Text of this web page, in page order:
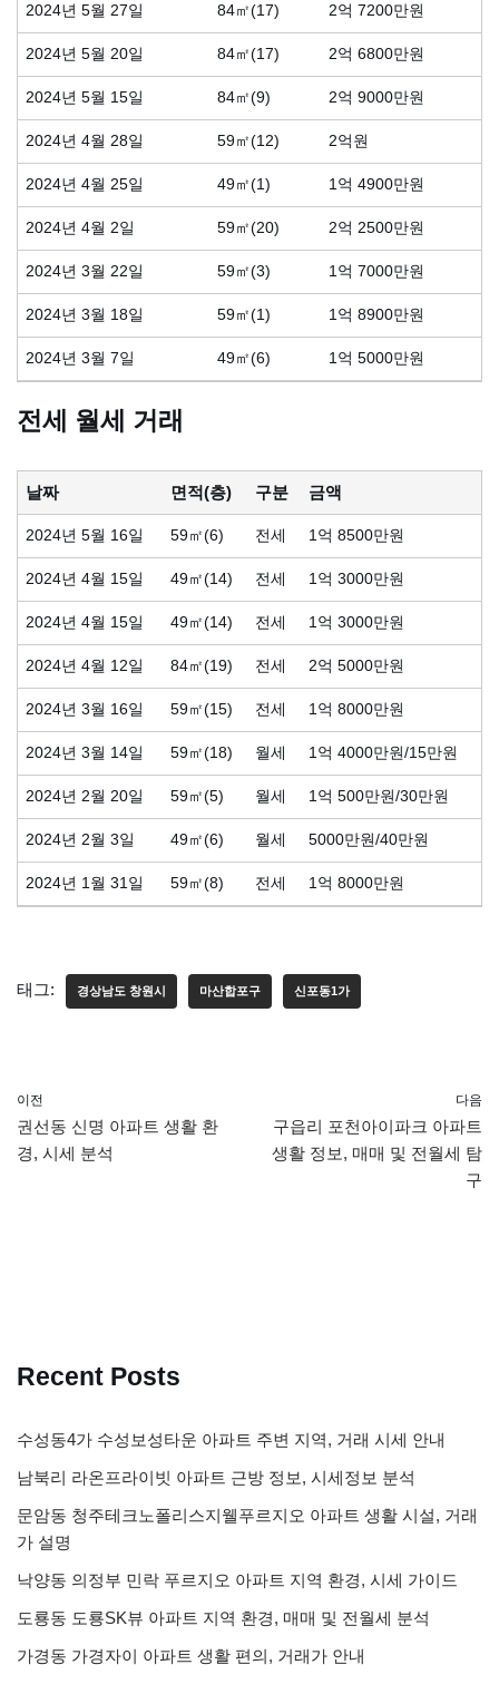
2024년 5월 27일 84㎡(17) 2억 7200만원
2024년 5월 20일 84㎡(17) 2억 6800만원
2024년 5월 15일 84㎡(9) 2억 9000만원
2024년 4월 28일 59㎡(12) 2억원
2024년 4월 25일 49㎡(1) 1억 4900만원
2024년 4월 2일 59㎡(20) 2억 2500만원
2024년 3월 22일 59㎡(3) 1억 7000만원
2024년 3월 18일 59㎡(1) 1억 8900만원
2024년 3월 7일 49㎡(6) 1억 5000만원
전세 월세 거래
날짜 면적(층) 구분 금액
2024년 5월 16일 59㎡(6) 전세 1억 8500만원
2024년 4월 15일 49㎡(14) 전세 1억 3000만원
2024년 4월 15일 49㎡(14) 전세 1억 3000만원
2024년 4월 12일 84㎡(19) 전세 2억 5000만원
2024년 3월 16일 59㎡(15) 전세 1억 8000만원
2024년 3월 14일 59㎡(18) 월세 1억 4000만원/15만원
2024년 2월 20일 59㎡(5) 월세 1억 500만원/30만원
2024년 2월 3일 49㎡(6) 월세 5000만원/40만원
2024년 1월 31일 59㎡(8) 전세 1억 8000만원
태그: 경상남도 창원시 마산합포구 신포동1가
이전
권선동 신명 아파트 생활 환
경, 시세 분석
다음
구읍리 포천아이파크 아파트
생활 정보, 매매 및 전월세 탐
구
Recent Posts
수성동4가 수성보성타운 아파트 주변 지역, 거래 시세 안내
남북리 라온프라이빗 아파트 근방 정보, 시세정보 분석
문암동 청주테크노폴리스지웰푸르지오 아파트 생활 시설, 거래
가 설명
낙양동 의정부 민락 푸르지오 아파트 지역 환경, 시세 가이드
도룡동 도룡SK뷰 아파트 지역 환경, 매매 및 전월세 분석
가경동 가경자이 아파트 생활 편의, 거래가 안내